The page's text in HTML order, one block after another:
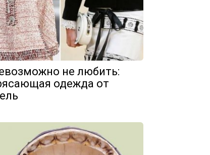
не любить:
одежда от